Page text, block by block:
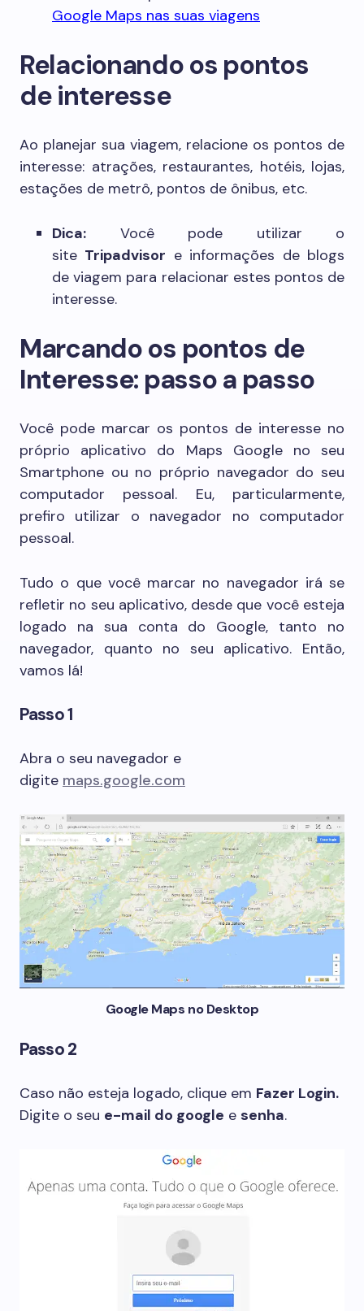
Google Maps nas suas viagens
Relacionando os pontos
de interesse
Ao planejar sua viagem, relacione os pontos de
interesse: atrações, restaurantes, hotéis, lojas,
estações de metrô, pontos de ônibus, etc.
Dica: Você pode utilizar o
site Tripadvisor e informações de blogs
de viagem para relacionar estes pontos de
interesse.
Marcando os pontos de
Interesse: passo a passo
Você pode marcar os pontos de interesse no
próprio aplicativo do Maps Google no seu
Smartphone ou no próprio navegador do seu
computador pessoal. Eu, particularmente,
prefiro utilizar o navegador no computador
pessoal.
Tudo o que você marcar no navegador irá se
refletir no seu aplicativo, desde que você esteja
logado na sua conta do Google, tanto no
navegador, quanto no seu aplicativo. Então,
vamos lá!
Passo 1
Abra o seu navegador e
digite maps.google.com
Google Maps no Desktop
Passo 2
Caso não esteja logado, clique em Fazer Login.
Digite o seu e-mail do google e senha.